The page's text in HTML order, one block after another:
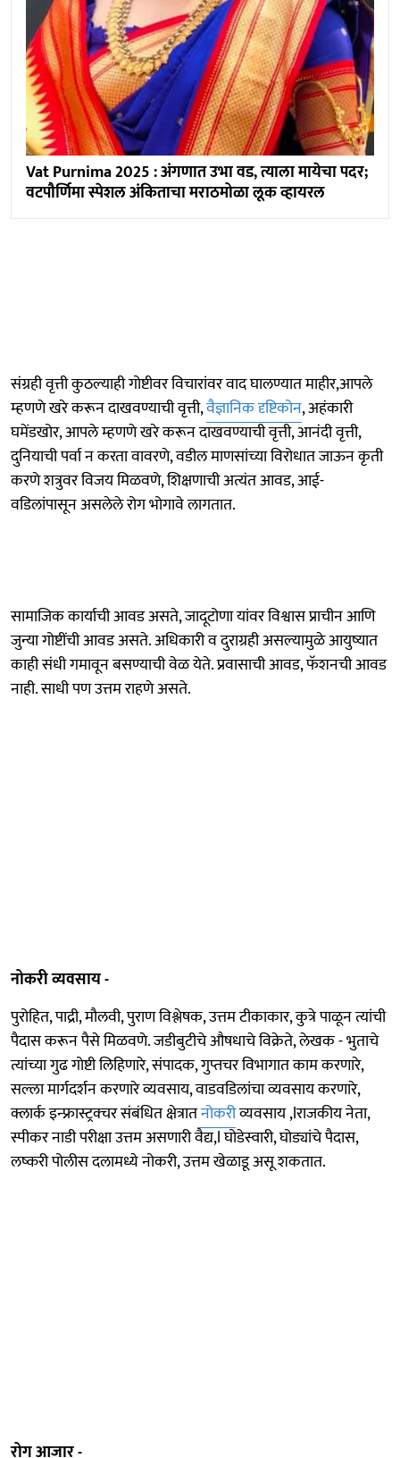
Vat Purnima 2025 : अंगणात उभा वड, त्याला मायेचा पदर;
वटपौर्णिमा स्पेशल अंकिताचा मराठमोळा लूक व्हायरल
संग्रही वृत्ती कुठल्याही गोष्टीवर विचारांवर वाद घालण्यात माहीर,आपले
म्हणणे खरे करून दाखवण्याची वृत्ती,वैज्ञानिक दृष्टिकोन, अहंकारी
घमेंडखोर, आपले म्हणणे खरे करून दाखवण्याची वृत्ती, आनंदी वृत्ती,
दुनियाची पर्वा न करता वावरणे, वडील माणसांच्या विरोधात जाऊन कृती
करणे शत्रुवर विजय मिळवणे, शिक्षणाची अत्यंत आवड, आई-
वडिलांपासून असलेले रोग भोगावे लागतात.
सामाजिक कार्याची आवड असते, जादूटोणा यांवर विश्वास प्राचीन आणि
जुन्या गोष्टींची आवड असते. अधिकारी व दुराग्रही असल्यामुळे आयुष्यात
काही संधी गमावून बसण्याची वेळ येते. प्रवासाची आवड, फॅशनची आवड
नाही. साधी पण उत्तम राहणे असते.
नोकरी व्यवसाय -
पुरोहित, पाद्री, मौलवी, पुराण विश्लेषक, उत्तम टीकाकार, कुत्रे पाळून त्यांची
पैदास करून पैसे मिळवणे. जडीबुटीचे औषधाचे विक्रेते, लेखक - भुताचे
त्यांच्या गुढ गोष्टी लिहिणारे, संपादक, गुप्तचर विभागात काम करणारे,
सल्ला मार्गदर्शन करणारे व्यवसाय, वाडवडिलांचा व्यवसाय करणारे,
क्लार्क इन्फ्रास्ट्रक्चर संबंधित क्षेत्रातनोकरीव्यवसाय ,lराजकीय नेता,
स्पीकर नाडी परीक्षा उत्तम असणारी वैद्य,l घोडेस्वारी, घोड्यांचे पैदास,
लष्करी पोलीस दलामध्ये नोकरी, उत्तम खेळाडू असू शकतात.
रोग आजार -